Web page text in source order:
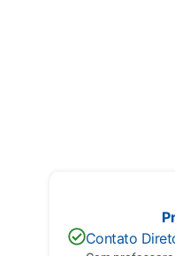
Contato